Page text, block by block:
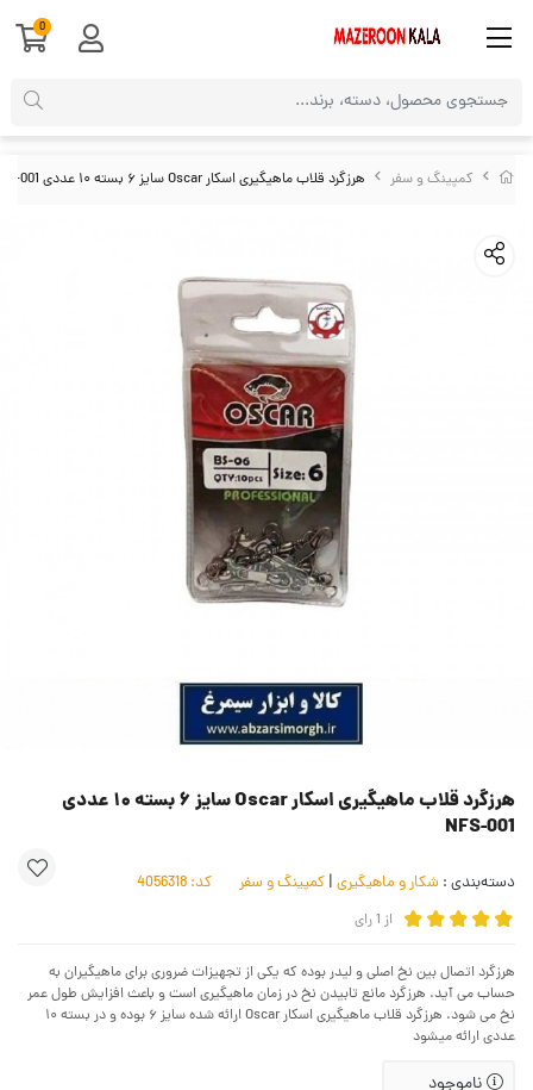
کمپینگ و سفر هرزگرد قلاب ماهیگیری اسکار Oscar سایز ۶ بسته ۱۰ عددی NFS-001
هرزگرد قلاب ماهیگیری اسکار Oscar سایز ۶ بسته ۱۰ عددی
NFS-001
دسته‌بندی : شکار و ماهیگیری | کمپینگ و سفر کد:
از 1رای
هرزگرد اتصال بین نخ اصلی و لیدر بوده که یکی از تجهیزات ضروری برای ماهیگیران به
حساب می آید. هرزگرد مانع تابیدن نخ در زمان ماهیگیری است و باعث افزایش طول عمر
نخ می شود. هرزگرد قلاب ماهیگیری اسکار Oscar ارائه شده سایز ۶ بوده و در بسته ۱۰
عددی ارائه میشود
ناموجود
0